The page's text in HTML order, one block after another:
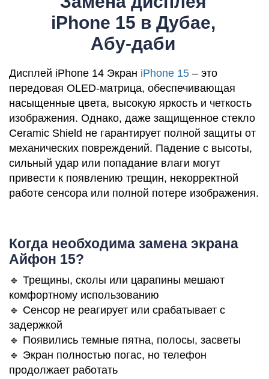
iPhone 15 в Дубае,
Абу-даби
Дисплей iPhone 14 Экран iPhone 15 – это
передовая OLED-матрица, обеспечивающая
насыщенные цвета, высокую яркость и четкость
изображения. Однако, даже защищенное стекло
Ceramic Shield не гарантирует полной защиты от
механических повреждений. Падение с высоты,
сильный удар или попадание влаги могут
привести к появлению трещин, некорректной
работе сенсора или полной потере изображения.
Когда необходима замена экрана
Айфон 15?
🔹 Трещины, сколы или царапины мешают
комфортному использованию
🔹 Сенсор не реагирует или срабатывает с
задержкой
🔹 Появились темные пятна, полосы, засветы
🔹 Экран полностью погас, но телефон
продолжает работать